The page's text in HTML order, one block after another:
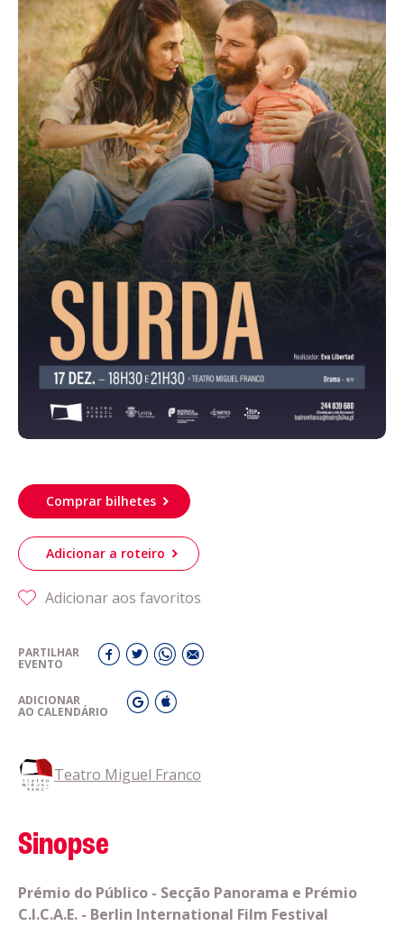
Acompanhe a Leiria Agenda
CULTURA
DESPORTO
Comprar bilhetes
Adicionar a roteiro
Adicionar aos favoritos
PARTILHAR
EVENTO
ADICIONAR
AO CALENDÁRIO
Teatro Miguel Franco
Sinopse
Prémio do Público - Secção Panorama e Prémio
C.I.C.A.E. - Berlin International Film Festival